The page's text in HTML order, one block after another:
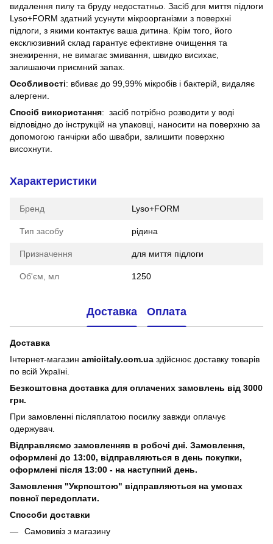
видалення пилу та бруду недостатньо. Засіб для миття підлоги
Lyso+FORM здатний усунути мікроорганізми з поверхні
підлоги, з якими контактує ваша дитина. Крім того, його
ексклюзивний склад гарантує ефективне очищення та
знежирення, не вимагає змивання, швидко висихає,
залишаючи приємний запах.
Особливості: вбиває до 99,99% мікробів і бактерій, видаляє
алергени.
Спосіб використання: засіб потрібно розводити у воді
відповідно до інструкцій на упаковці, наносити на поверхню за
допомогою ганчірки або швабри, залишити поверхню
висохнути.
Характеристики
Бренд Lyso+FORM
Тип засобу рідина
Призначення для миття підлоги
Об'єм, мл 1250
Доставка Оплата
Доставка
Інтернет-магазин amiciitaly.com.ua здійснює доставку товарів
по всій Україні.
Безкоштовна доставка для оплачених замовлень від 3000
грн.
При замовленні післяплатою посилку завжди оплачує
одержувач.
Відправляємо замовленняв в робочі дні. Замовлення,
оформлені до 13:00, відправляються в день покупки,
оформлені після 13:00 - на наступний день.
Замовлення "Укрпоштою" відправляються на умовах
повної передоплати.
Способи доставки
Самовивіз з магазину